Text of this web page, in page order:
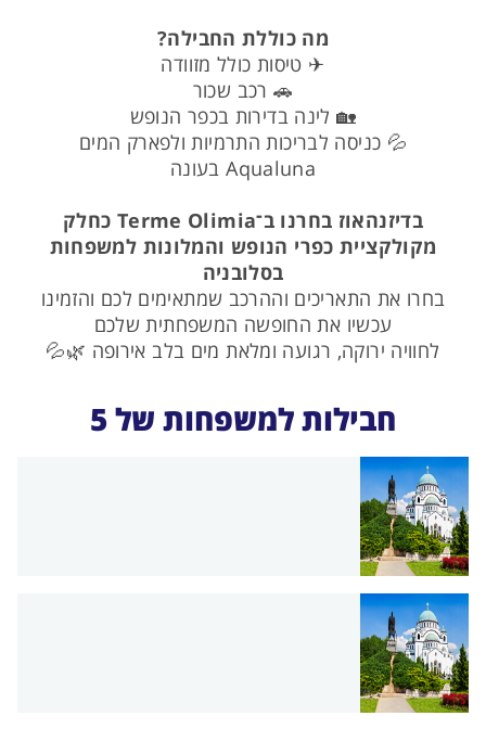
מה כוללת החבילה?
✈ טיסות כולל מזוודה
🚗 רכב שכור
🏡 לינה בדירות בכפר הנופש
💦 כניסה לבריכות התרמיות ולפארק המים
Aqualuna בעונה
בדיזנהאוז בחרנו ב־Terme Olimia כחלק
מקולקציית כפרי הנופש והמלונות למשפחות
בסלובניה
בחרו את התאריכים וההרכב שמתאימים לכם והזמינו
עכשיו את החופשה המשפחתית שלכם
לחוויה ירוקה, רגועה ומלאת מים בלב אירופה 🌿💦
חבילות למשפחות של 5